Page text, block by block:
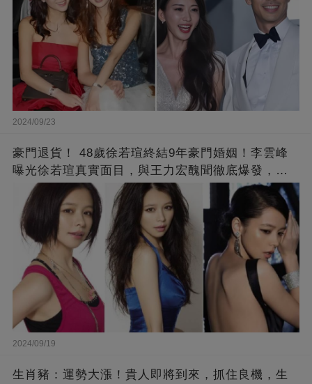
2024/09/23
豪門退貨！ 48歲徐若瑄終結9年豪門婚姻！李雲峰
曝光徐若瑄真實面目，與王力宏醜聞徹底爆發，原
來李靚蕾說的都是真的 ！
2024/09/19
生肖豬：運勢大漲！貴人即將到來，抓住良機，生